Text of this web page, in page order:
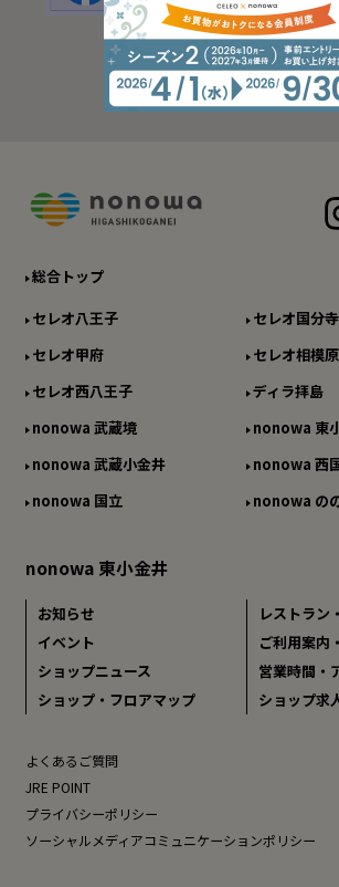
総合トップ
セレオ八王子
セレオ国分寺
セレオ甲府
セレオ相模原
セレオ西八王子
ディラ拝島
nonowa 武蔵境
nonowa 東
nonowa 武蔵小金井
nonowa 西
nonowa 国立
nonowa の
nonowa 東小金井
お知らせ
イベント
ショップニュース
ショップ・フロアマップ
レストラン
ご利用案内
営業時間・
ショップ求
よくあるご質問
JRE POINT
プライバシーポリシー
ソーシャルメディアコミュニケーションポリシー